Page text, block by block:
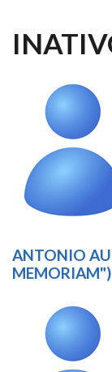
ANTONIO
MEMORIAM")